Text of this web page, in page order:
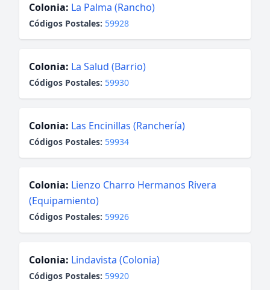
Colonia: La Palma (Rancho)
Códigos Postales: 59928
Colonia: La Salud (Barrio)
Códigos Postales: 59930
Colonia: Las Encinillas (Ranchería)
Códigos Postales: 59934
Colonia: Lienzo Charro Hermanos Rivera
(Equipamiento)
Códigos Postales: 59926
Colonia: Lindavista (Colonia)
Códigos Postales: 59920